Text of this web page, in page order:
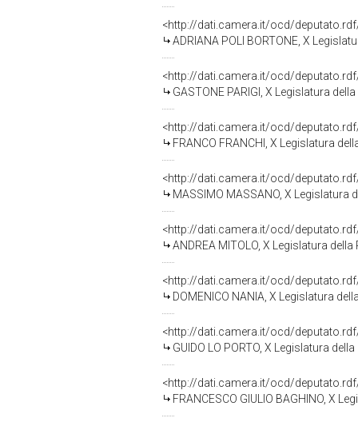
<http://dati.camera.it/ocd/
ADRIANA POLI BORTONE, X
<http://dati.camera.it/ocd/
GASTONE PARIGI, X Legislatura
<http://dati.camera.it/ocd/
FRANCO FRANCHI, X Legislatura
<http://dati.camera.it/ocd/
MASSIMO MASSANO, X Legislatura
<http://dati.camera.it/ocd/
ANDREA MITOLO, X Legislatura
<http://dati.camera.it/ocd/
DOMENICO NANIA, X Legislatura
<http://dati.camera.it/ocd/
GUIDO LO PORTO, X Legislatura
<http://dati.camera.it/ocd/
FRANCESCO GIULIO BAGHINO, X